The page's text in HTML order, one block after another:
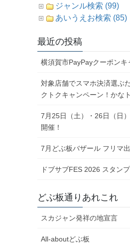
ジャンル検索 (99)
あいうえお検索 (85)
最近の投稿
横須賀市PayPayクーポンキ
対象店舗でスマホ決済選ぶ
クトクキャンペーン！かな
7月25日（土）・26日（日
開催！
7月どぶ板バザール フリマ
ドブサブFES 2026 スタン
どぶ板通りあれこれ
スカジャン発祥の地宣言
All-aboutどぶ板